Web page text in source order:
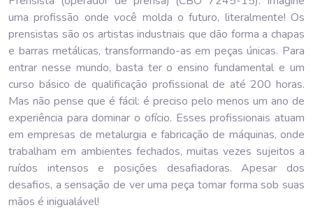
uma profissão onde você molda o futuro, literalmente! Os
prensistas são os artistas industriais que dão forma a chapas
e barras metálicas, transformando-as em peças únicas. Para
entrar nesse mundo, basta ter o ensino fundamental e um
curso básico de qualificação profissional de até 200 horas.
Mas não pense que é fácil: é preciso pelo menos um ano de
experiência para dominar o ofício. Esses profissionais atuam
em empresas de metalurgia e fabricação de máquinas, onde
trabalham em ambientes fechados, muitas vezes sujeitos a
ruídos intensos e posições desafiadoras. Apesar dos
desafios, a sensação de ver uma peça tomar forma sob suas
mãos é inigualável!